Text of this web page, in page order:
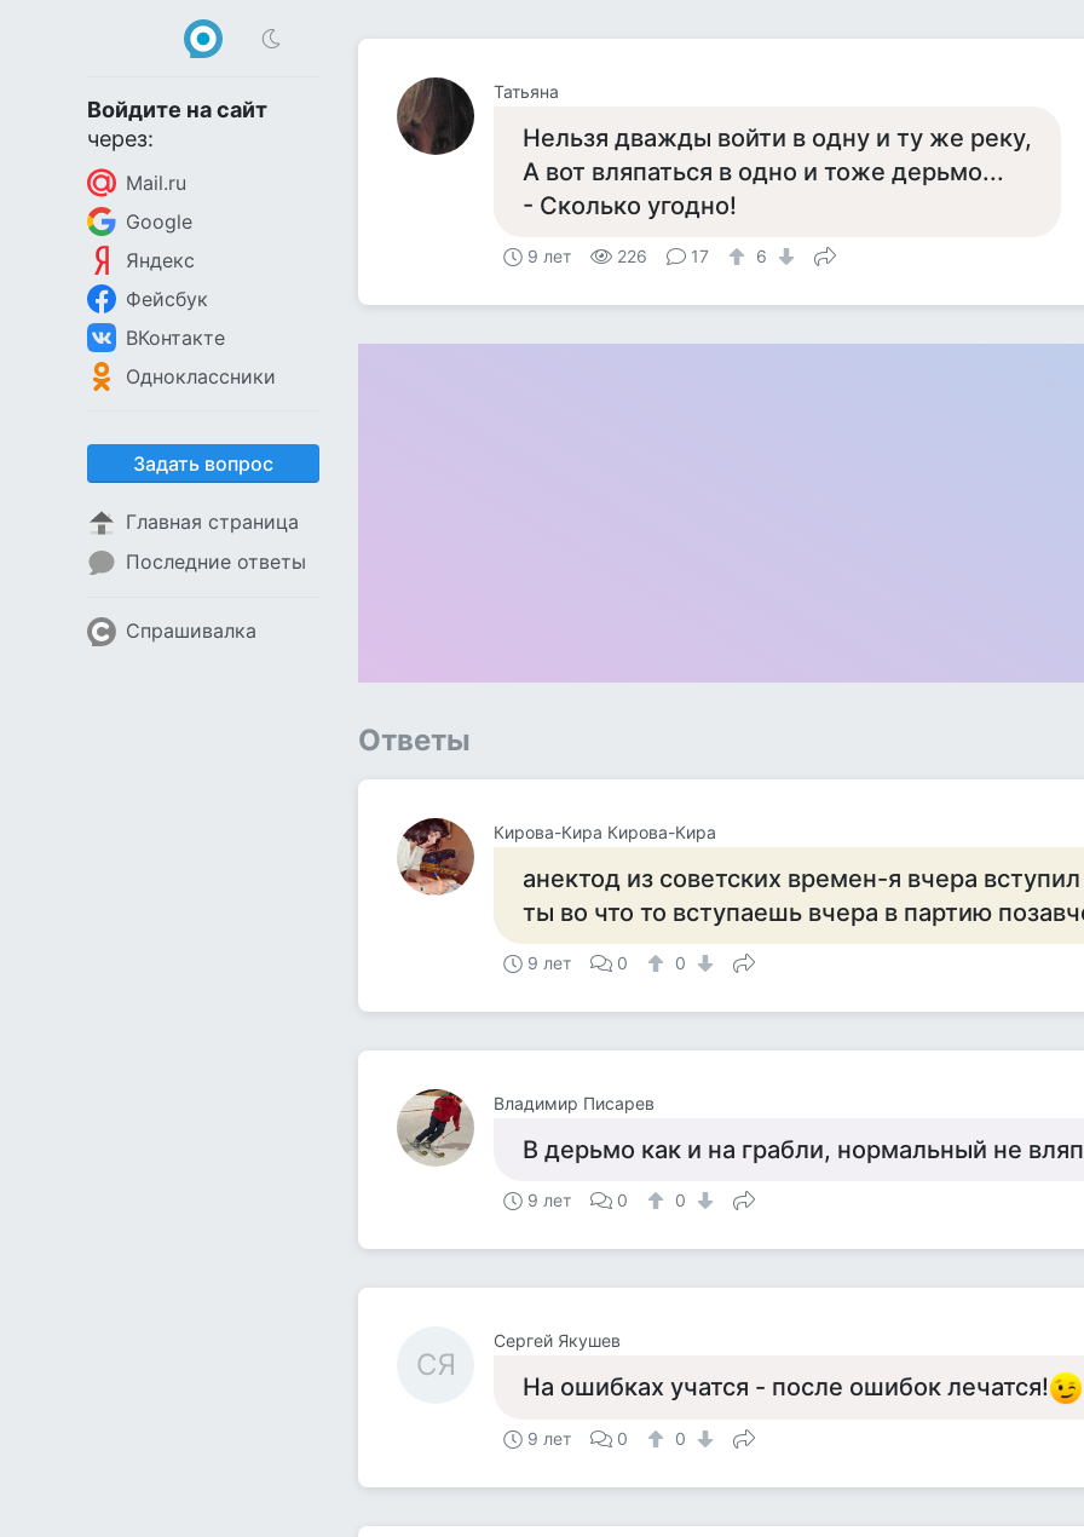
Войдите на сайт
через:
Mail.ru
Google
Яндекс
Фейсбук
ВКонтакте
Одноклассники
Задать вопрос
Главная страница
Последние ответы
Спрашивалка
Татьяна
Нельзя дважды войти в одну и ту же реку,
А вот вляпаться в одно и тоже дерьмо...
- Сколько угодно!
9 лет 226 17 6
Ответы
Кирова-Кира Кирова-Кира
анектод из советских времен-я вчера
ты во что то вступаешь вчера в партию
9 лет 0 0
Владимир Писарев
В дерьмо как и на грабли, нормальный не
9 лет 0 0
СЯ
Сергей Якушев
На ошибках учатся - после ошибок лечатся!
9 лет 0 0